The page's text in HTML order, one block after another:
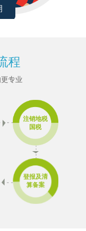
程
专业
注销地税
国税
登报及清
算备案